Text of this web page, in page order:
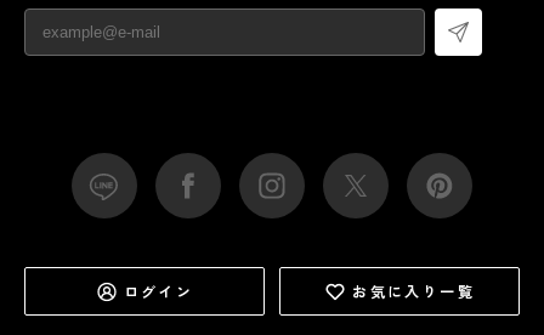
ログイン お気に入り一覧